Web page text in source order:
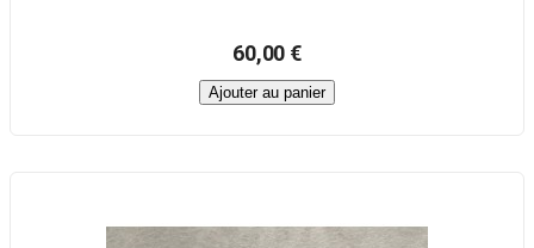
60,00 €
Ajouter au panier